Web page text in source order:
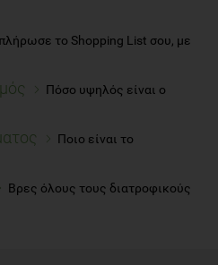
το Shopping List σου, με
Πόσο υψηλός είναι ο
Ποιο είναι το
Βρες όλους τους διατροφικούς